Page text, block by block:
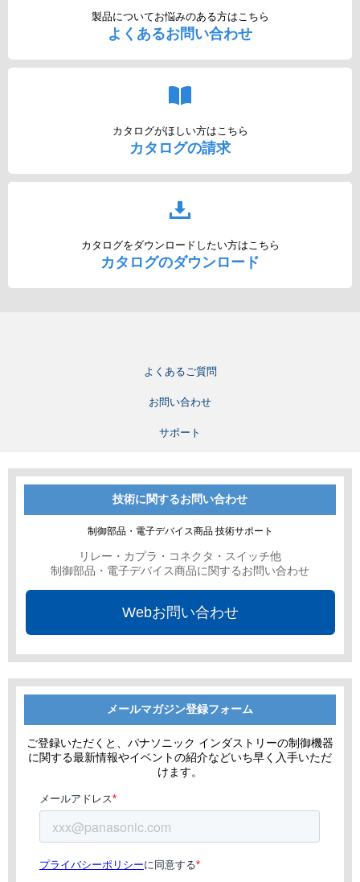
製品についてお悩みのある方はこちら
よくあるお問い合わせ
カタログがほしい方はこちら
カタログの請求
カタログをダウンロードしたい方はこちら
カタログのダウンロード
よくあるご質問
お問い合わせ
サポート
技術に関するお問い合わせ
制御部品・電子デバイス商品 技術サポート
リレー・カプラ・コネクタ・スイッチ他
制御部品・電子デバイス商品に関するお問い合わせ
Webお問い合わせ
メールマガジン登録フォーム
ご登録いただくと、パナソニック インダストリーの制御機器
に関する最新情報やイベントの紹介などいち早く入手いただ
けます。